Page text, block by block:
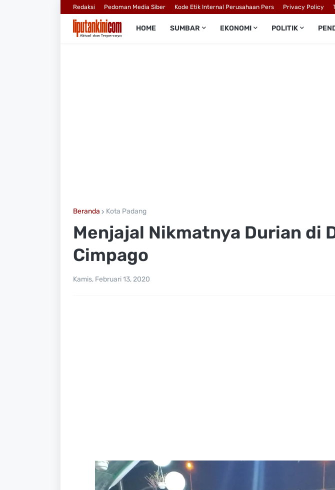
Redaksi Pedoman Media Siber Kode Etik Internal Perusahaan Pers Privacy Policy
HOME SUMBAR EKONOMI POLITIK
Beranda Kota Padang
Menjajal Nikmatnya Durian di
Cimpago
Kamis, Februari 13, 2020